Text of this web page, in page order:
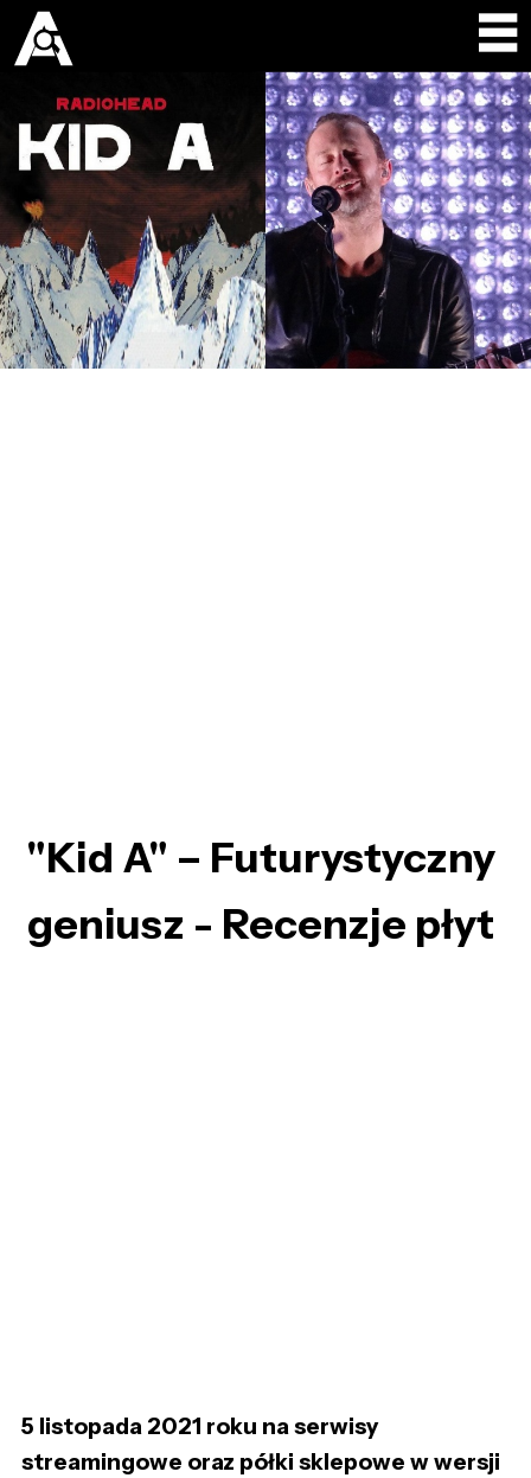
"Kid A" – Futurystyczny
geniusz - Recenzje płyt
5 listopada 2021 roku na serwisy
streamingowe oraz półki sklepowe w wersji